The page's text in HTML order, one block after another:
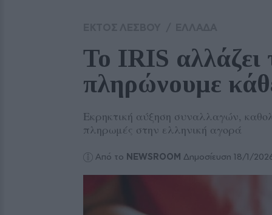
Το IRIS αλλάζει
πληρώνουμε
Εκρηκτική αύξηση συναλλαγών,
πληρωμές στην ελληνική αγορά
Από το NEWSROOM Δημοσίευση 18/1/